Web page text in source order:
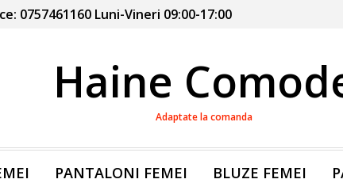
0757461160 Luni-Vineri 09:00-17:00
Haine
Adaptate la comanda
PANTALONI FEMEI BLUZE FEMEI